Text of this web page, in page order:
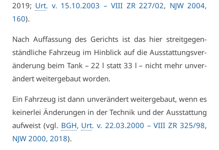
2019; Urt. v. 15.10.2003 –VI­II ZR 227/02, NJW 2004,
160).
Nach Auf­fas­sung des Ge­richts ist das hier streit­ge­gen­
ständ­li­che Fahr­zeug im Hin­blick auf die Aus­stat­tungs­ver­
än­de­rung beim Tank – 22 l statt 33 l – nicht mehr un­ver­
än­dert wei­ter­ge­baut wor­den.
Ein Fahr­zeug ist dann un­ver­än­dert wei­ter­ge­baut, wenn es
kei­ner­lei Än­de­run­gen in der Tech­nik und der Aus­stat­tung
auf­weist (vgl. BGH, Urt. v. 22.03.2000 –VI­II ZR 325/98,
NJW 2000, 2018).